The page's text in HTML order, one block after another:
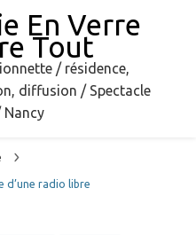
En Verre
Tout
/ résidence,
diffusion / Spectacle
d’une radio libre